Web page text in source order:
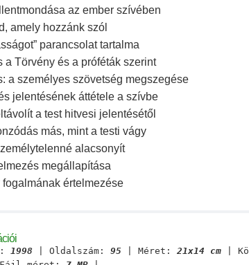
az ember szívében
amely hozzánk szól
parancsolat tartalma
a Törvény és a próféták szerint
a személyes szövetség megszegése
jelentésének áttétele a szívbe
a test hitvesi jelentésétől
más, mint a testi vágy
alacsonyít
megállapítása
értelmezése
1998 | Oldalszám: 95 | Méret: 21x14 cm |